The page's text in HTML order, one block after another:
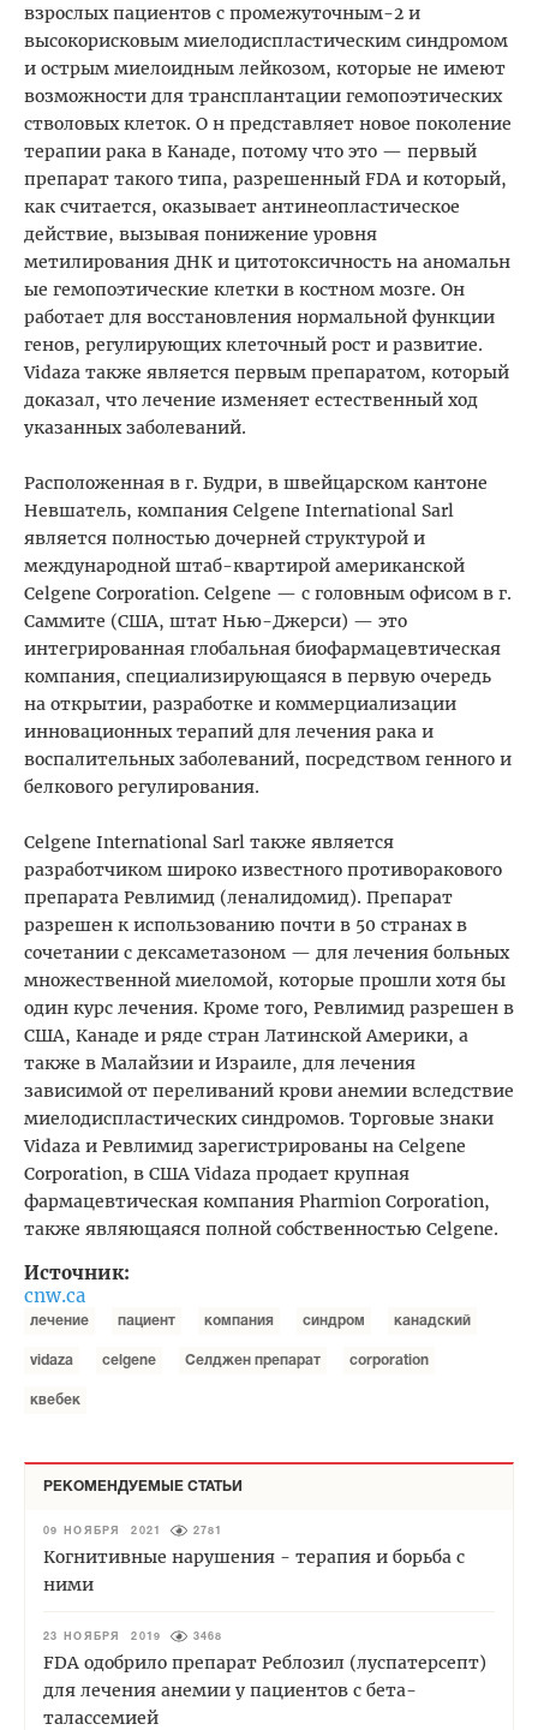
взрослых пациентов с промежуточным-2 и
высокорисковым миелодиспластическим синдромом
и острым миелоидным лейкозом, которые не имеют
возможности для трансплантации гемопоэтических
стволовых клеток. О н представляет новое поколение
терапии рака в Канаде, потому что это — первый
препарат такого типа, разрешенный FDA и который,
как считается, оказывает антинеопластическое
действие, вызывая понижение уровня
метилирования ДНК и цитотоксичность на аномальн
ые гемопоэтические клетки в костном мозге. Он
работает для восстановления нормальной функции
генов, регулирующих клеточный рост и развитие.
Vidaza также является первым препаратом, который
доказал, что лечение изменяет естественный ход
указанных заболеваний.
Расположенная в г. Будри, в швейцарском кантоне
Невшатель, компания Celgene International Sarl
является полностью дочерней структурой и
международной штаб-квартирой американской
Celgene Corporation. Celgene — с головным офисом в г.
Саммите (США, штат Нью-Джерси) — это
интегрированная глобальная биофармацевтическая
компания, специализирующаяся в первую очередь
на открытии, разработке и коммерциализации
инновационных терапий для лечения рака и
воспалительных заболеваний, посредством генного и
белкового регулирования.
Celgene International Sarl также является
разработчиком широко известного противоракового
препарата Ревлимид (леналидомид). Препарат
разрешен к использованию почти в 50 странах в
сочетании с дексаметазоном — для лечения больных
множественной миеломой, которые прошли хотя бы
один курс лечения. Кроме того, Ревлимид разрешен в
США, Канаде и ряде стран Латинской Америки, а
также в Малайзии и Израиле, для лечения
зависимой от переливаний крови анемии вследствие
миелодиспластических синдромов. Торговые знаки
Vidaza и Ревлимид зарегистрированы на Celgene
Corporation, в США Vidaza продает крупная
фармацевтическая компания Pharmion Corporation,
также являющаяся полной собственностью Celgene.
Источник:
cnw.ca
лечение пациент компания синдром канадский
vidaza celgene Селджен препарат corporation
квебек
РЕКОМЕНДУЕМЫЕ СТАТЬИ
09 НОЯБРЯ 2021 2781
Когнитивные нарушения - терапия и борьба с
ними
23 НОЯБРЯ 2019 3468
FDA одобрило препарат Реблозил (луспатерсепт)
для лечения анемии у пациентов с бета-
талассемией